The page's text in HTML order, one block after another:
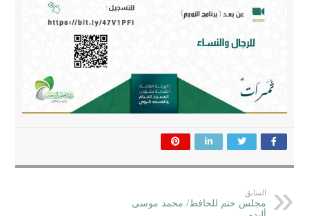
السابق
مجلس ختم للحافظ/ محمد موسى